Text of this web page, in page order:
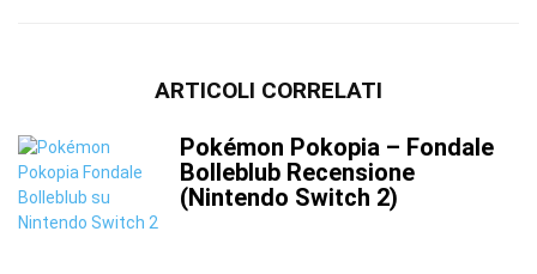
ARTICOLI CORRELATI
Pokémon Pokopia – Fondale
Bolleblub Recensione
(Nintendo Switch 2)